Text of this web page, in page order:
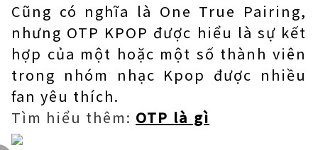
Cũng có nghĩa là One True Pairing,
nhưng OTP KPOP được hiểu là sự kết
hợp của một hoặc một số thành viên
trong nhóm nhạc Kpop được nhiều
fan yêu thích.
Tìm hiểu thêm: OTP là gì